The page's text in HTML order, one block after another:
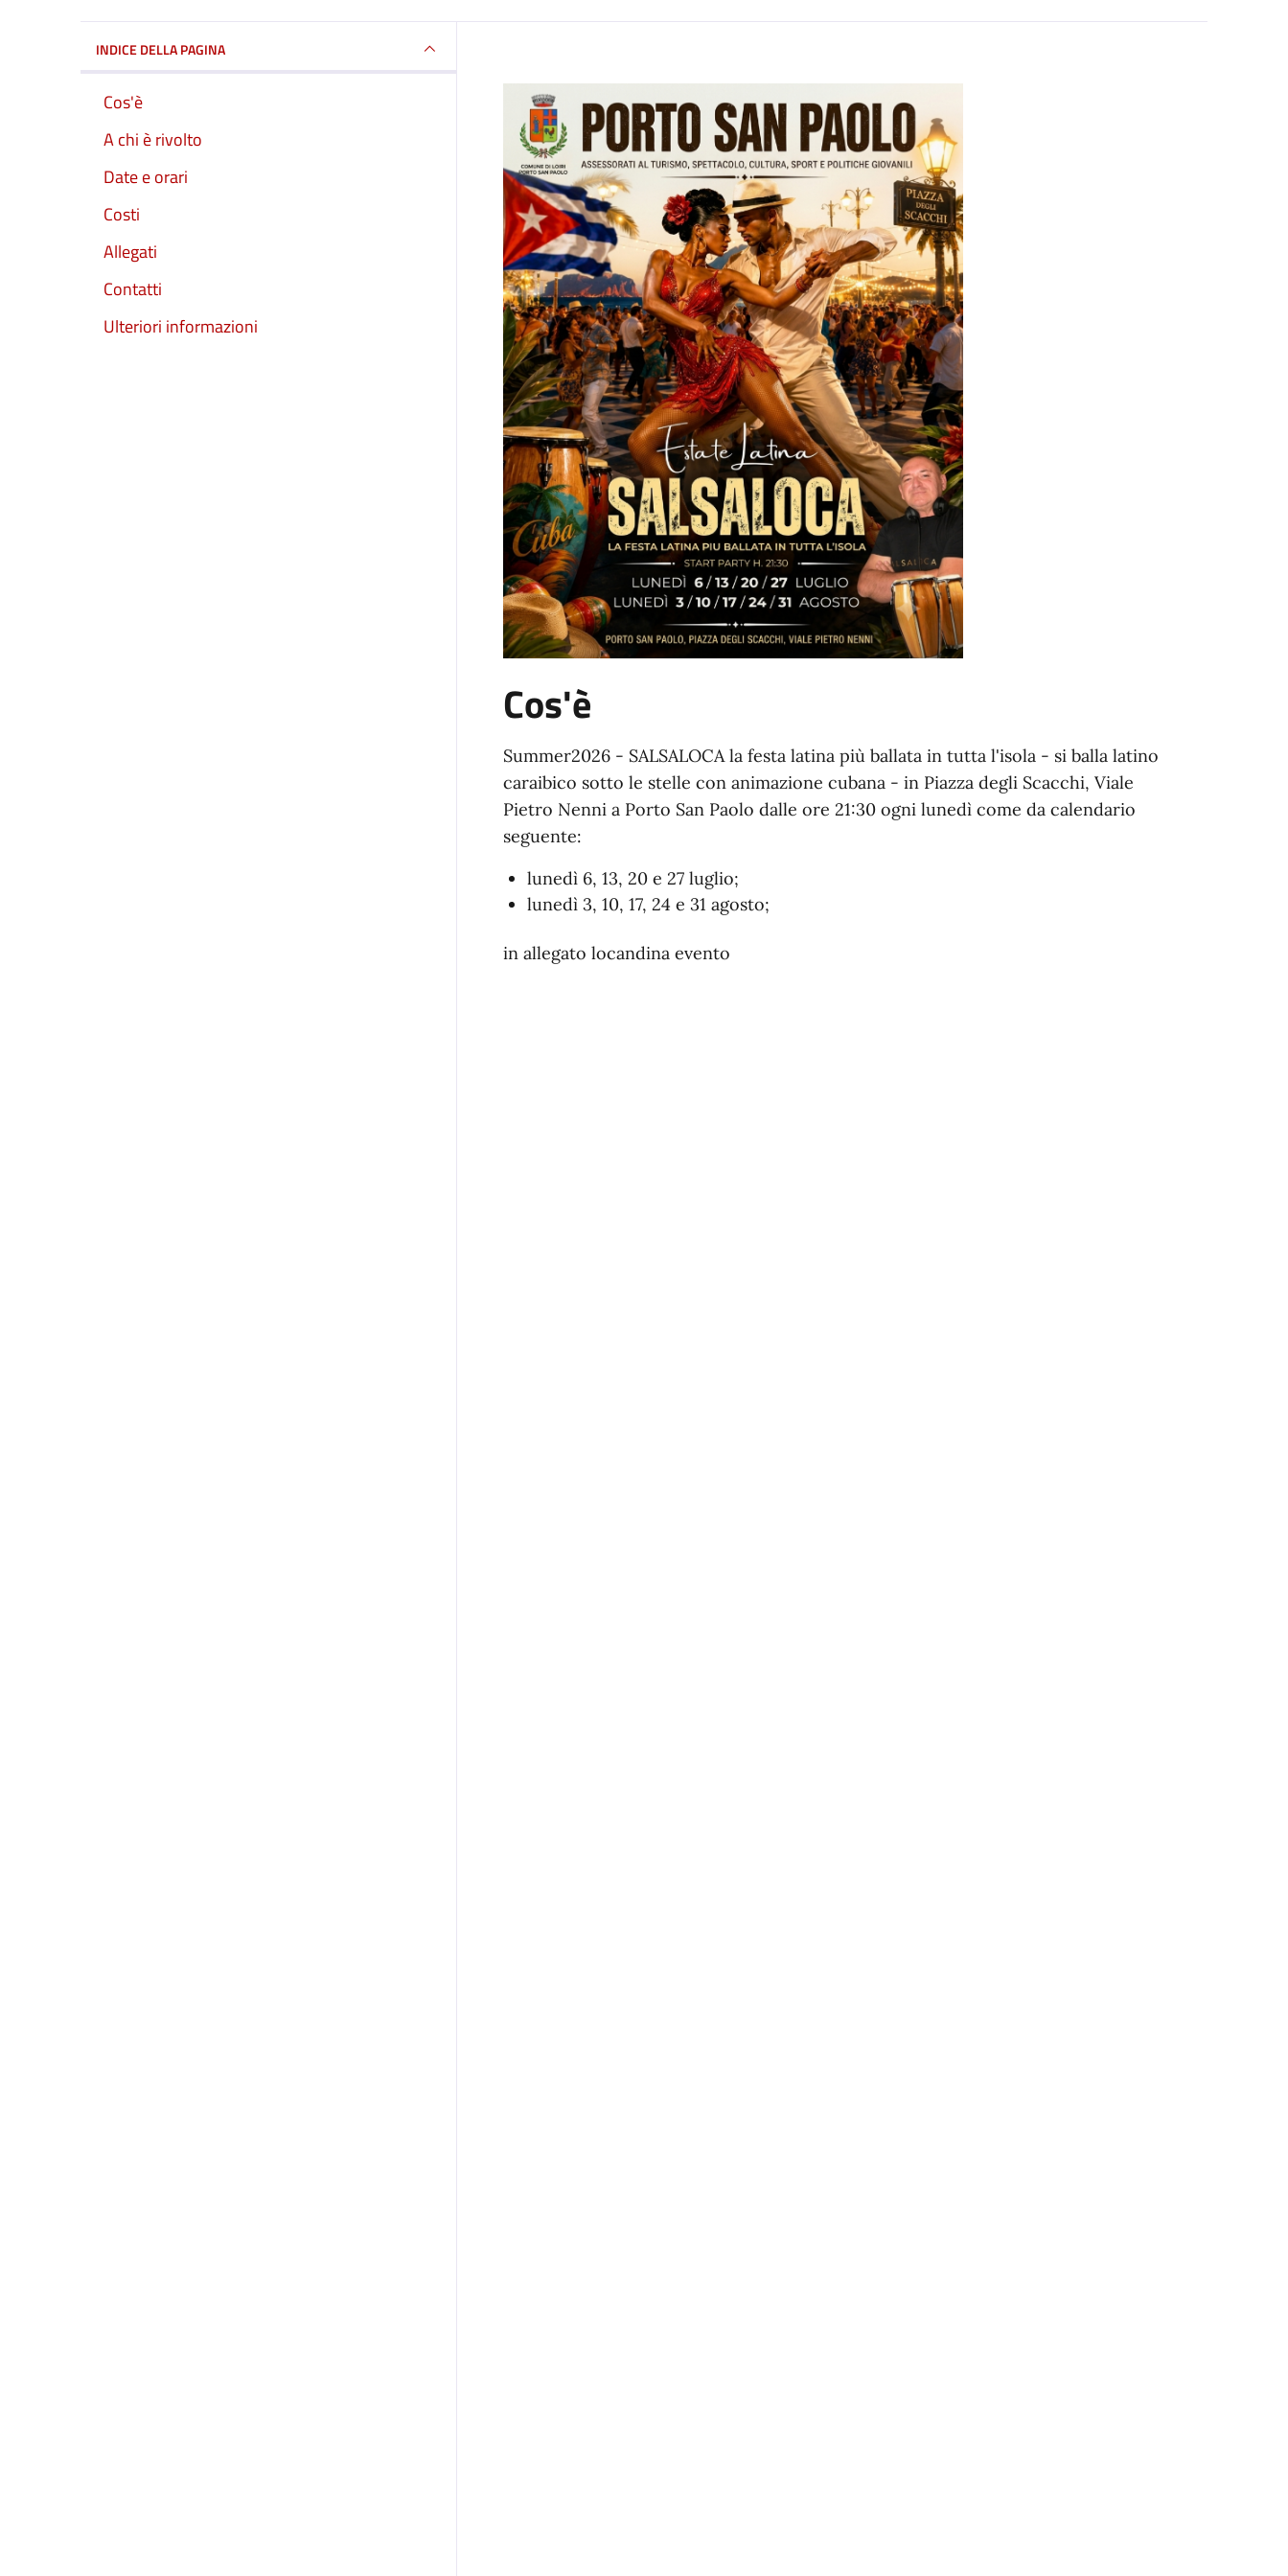
INDICE DELLA PAGINA
Cos'è
A chi è rivolto
Date e orari
Costi
Allegati
Contatti
Ulteriori informazioni
Cos'è
Summer2026 - SALSALOCA la festa latina più ballata in tutta l'isola - si balla latino
caraibico sotto le stelle con animazione cubana - in Piazza degli Scacchi, Viale
Pietro Nenni a Porto San Paolo dalle ore 21:30 ogni lunedì come da calendario
seguente:
lunedì 6, 13, 20 e 27 luglio;
lunedì 3, 10, 17, 24 e 31 agosto;
in allegato locandina evento